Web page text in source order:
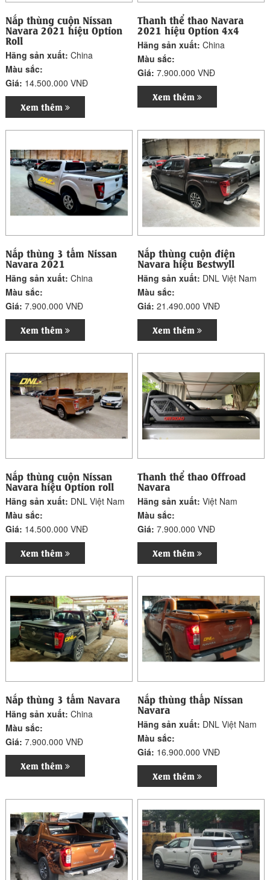
Nắp thùng cuộn Nissan
Navara 2021 hiệu Option
Roll
Hãng sản xuất:China
Màu sắc:
Giá: 14.500.000 VNĐ
Xem thêm
Thanh thể thao Navara
2021 hiệu Option 4x4
Hãng sản xuất:China
Màu sắc:
Giá:7.900.000 VNĐ
Xem thêm
Nắp thùng 3 tấm Nissan
Navara 2021
Hãng sản xuất:China
Màu sắc:
Giá:7.900.000 VNĐ
Xem thêm
Nắp thùng cuộn điện
Navara hiệu Bestwyll
Hãng sản xuất: DNL Việt Nam
Màu sắc:
Giá:21.490.000 VNĐ
Xem thêm
Nắp thùng cuộn Nissan
Navara hiệu Option roll
Hãng sản xuất: DNL Việt Nam
Màu sắc:
Giá: 14.500.000 VNĐ
Xem thêm
Thanh thể thao Offroad
Navara
Hãng sản xuất:Việt Nam
Màu sắc:
Giá:7.900.000 VNĐ
Xem thêm
Nắp thùng 3 tấm Navara
Hãng sản xuất:China
Màu sắc:
Giá:7.900.000 VNĐ
Xem thêm
Nắp thùng thấp Nissan
Navara
Hãng sản xuất: DNL Việt Nam
Màu sắc:
Giá: 16.900.000 VNĐ
Xem thêm